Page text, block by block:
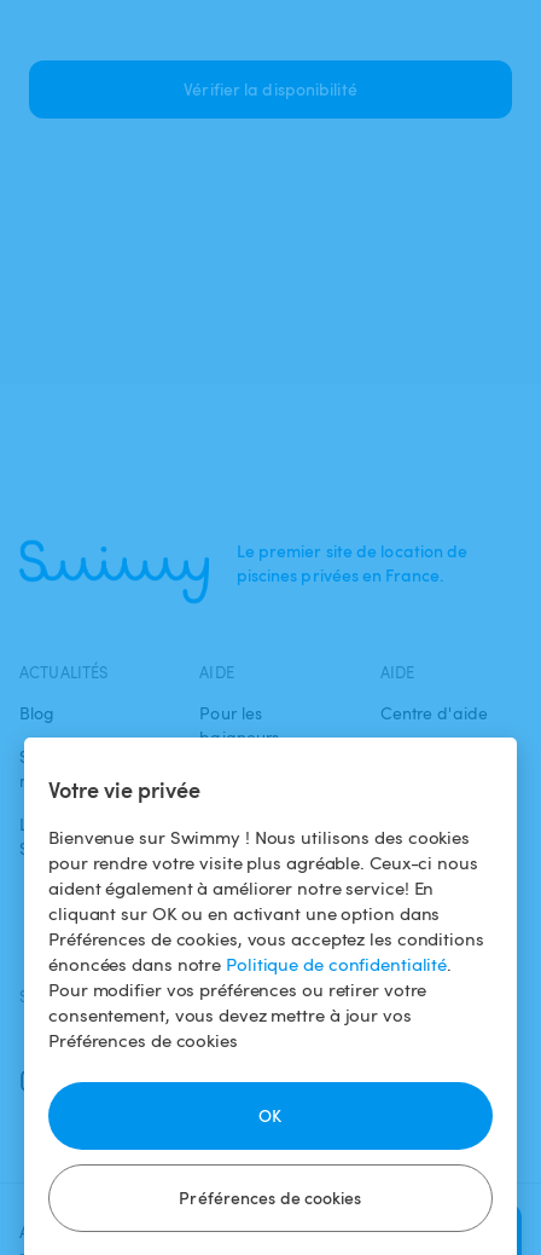
Votre vie privée
Bienvenue sur Swimmy ! Nous utilisons des cookies
pour rendre votre visite plus agréable. Ceux-ci nous
aident également à améliorer notre service! En
cliquant sur OK ou en activant une option dans
Préférences de cookies, vous acceptez les conditions
énoncées dans notre Politique de confidentialité.
Pour modifier vos préférences ou retirer votre
consentement, vous devez mettre à jour vos
Préférences de cookies
Préférences de cookies
OK
Ajoutez une date et un créneau
Vérifier la
Vérifier la disponibilité
Le premier site de location de
piscines privées en France.
ACTUALITÉS
Blog
Swimmy dans les
médias
L'aventure
Swimmy
AIDE
Pour les
baigneurs
Louer ma piscine
Comment ça
marche ?
AIDE
Centre d'aide
confidentialité
Mentions légales
SUIVEZ-NOUS
Facebook
Instagram
TÉLÉCHARGEZ L'APP